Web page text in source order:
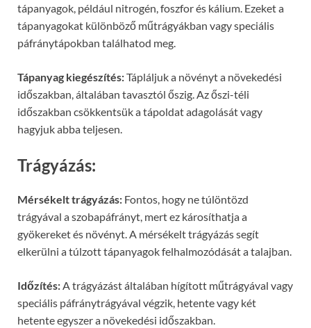
tápanyagok, például nitrogén, foszfor és kálium. Ezeket a
tápanyagokat különböző műtrágyákban vagy speciális
páfránytápokban találhatod meg.
Tápanyag kiegészítés:Tápláljuk a növényt a növekedési
időszakban, általában tavasztól őszig. Az őszi-téli
időszakban csökkentsük a tápoldat adagolását vagy
hagyjuk abba teljesen.
Trágyázás:
Mérsékelt trágyázás: Fontos, hogy ne túlöntözd
trágyával a szobapáfrányt, mert ez károsíthatja a
gyökereket és növényt. A mérsékelt trágyázás segít
elkerülni a túlzott tápanyagok felhalmozódását a talajban.
Időzítés:A trágyázást általában hígított műtrágyával vagy
speciális páfránytrágyával végzik, hetente vagy két
hetente egyszer a növekedési időszakban.